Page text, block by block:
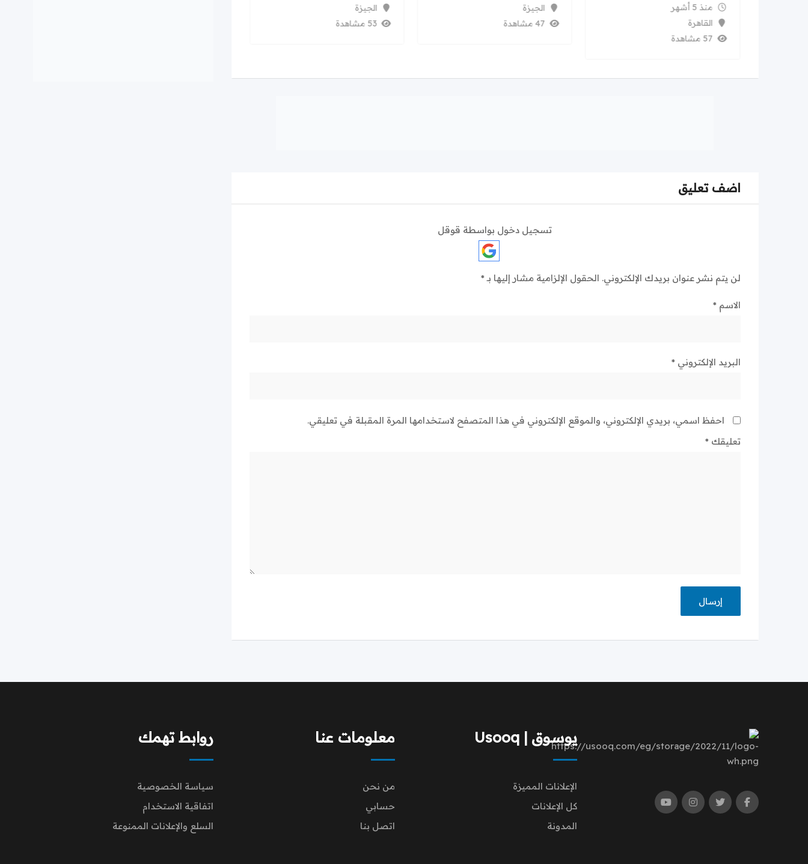
منذ 5 أشهر
القاهرة
57 مشاهدة
الجيزة
47 مشاهدة
الجيزة
53 مشاهدة
اضف تعليق
تسجيل دخول بواسطة قوقل
لن يتم نشر عنوان بريدك الإلكتروني. الحقول الإلزامية مشار إليها بـ*
الاسم *
البريد الإلكتروني *
احفظ اسمي، بريدي الإلكتروني، والموقع الإلكتروني في هذا المتصفح لاستخدامها المرة المقبلة في تعليقي.
تعليقك *
يوسوق | Usooq
الإعلانات المميزة
كل الإعلانات
المدونة
معلومات عنا
من نحن
حسابي
اتصل بنا
روابط تهمك
سياسة الخصوصية
اتفاقية الاستخدام
السلع والإعلانات الممنوعة